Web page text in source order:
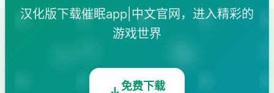
汉化版下载催眠app|中文官网，进入精彩的
游戏世界
免费下载